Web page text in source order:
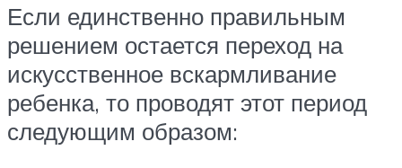
Если единственно правильным
решением остается переход на
искусственное вскармливание
ребенка, то проводят этот период
следующим образом: